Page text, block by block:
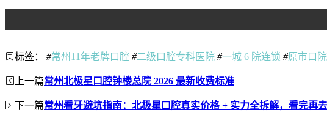
标签： #常州11年老牌口腔 #二级口腔专科医院 #一城 6 院连锁 #原市口
上一篇常州北极星口腔钟楼总院 2026 最新收费标准
下一篇常州看牙避坑指南：北极星口腔真实价格 + 实力全拆解，看完再去